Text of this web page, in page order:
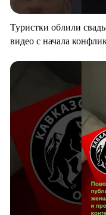
Туристки облили
видео с начала